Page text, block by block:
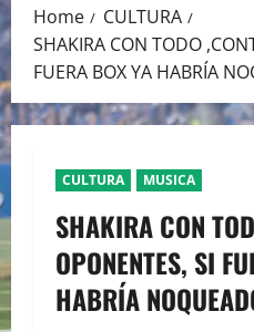
Home
CULTURA
SHAKIRA CON TODO
FUERA BOX YA HABRÍA
CULTURA MUSICA
SHAKIRA CON
OPONENTES, SI
HABRÍA